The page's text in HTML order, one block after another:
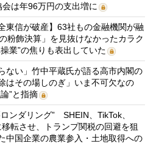
は年96万円の支出増に
東信が破産】63社もの金融機関が融
粉飾決算」を見抜けなかったカラク
業”の焦りも表出していた
ない」竹中平蔵氏が語る高市内閣の
その場しのぎ」いま不可欠なの
”と指摘
ンダリング” SHEIN、TikTok、
転させ、トランプ関税の回避を狙
国企業の農業参入・土地取得への